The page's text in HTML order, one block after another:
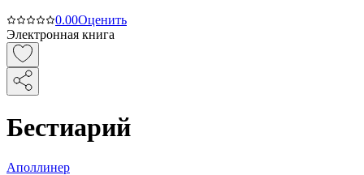
0.00Оценить
Электронная книга
Бестиарий
Аполлинер